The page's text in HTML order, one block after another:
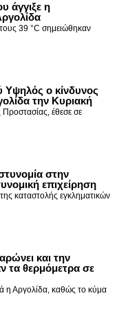
άγγιξε η
39 °C σημειώθηκαν
ο κίνδυνος
την Κυριακή
Προστασίας, έθεσε σε
στην
επιχείρηση
καταστολής εγκληματικών
και την
τα θερμόμετρα σε
η Αργολίδα, καθώς το κύμα